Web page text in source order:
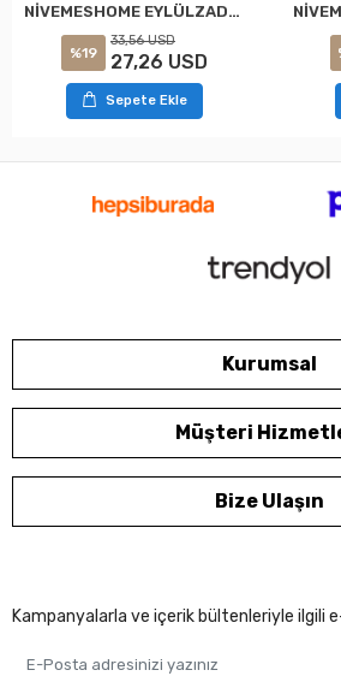
NİVEMESHOME EYLÜLZADE GOLD DETAY 1/2,5 PİLELİ TÜL PERDE APM
%19
33,56 USD
27,26 USD
Sepete Ekle
Kurumsal
Müşteri
Bize Ulaşın
Kampanyalarla ve içerik bültenleriyle ilgili